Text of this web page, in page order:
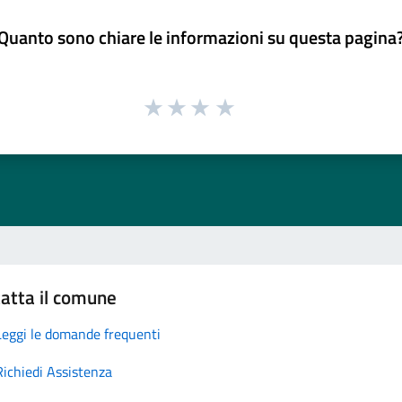
sono chiare le informazioni su questa
il comune
le domande frequenti
Assistenza